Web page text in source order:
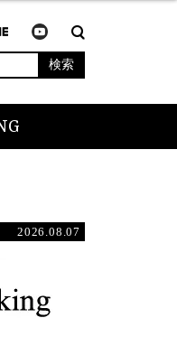
検索
2026.08.07